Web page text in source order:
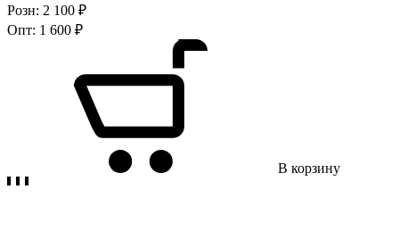
Розн: 2 100 ₽
Опт: 1 600 ₽
В корзину